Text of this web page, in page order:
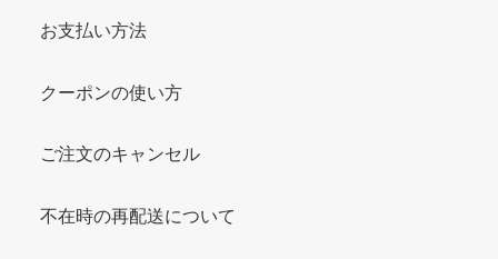
お支払い方法
クーポンの使い方
ご注文のキャンセル
不在時の再配送について